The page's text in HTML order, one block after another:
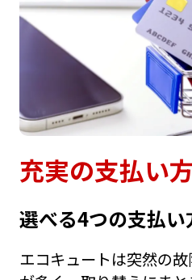
充実の⽀払い
選べる4つの⽀払い
エコキュートは突然の